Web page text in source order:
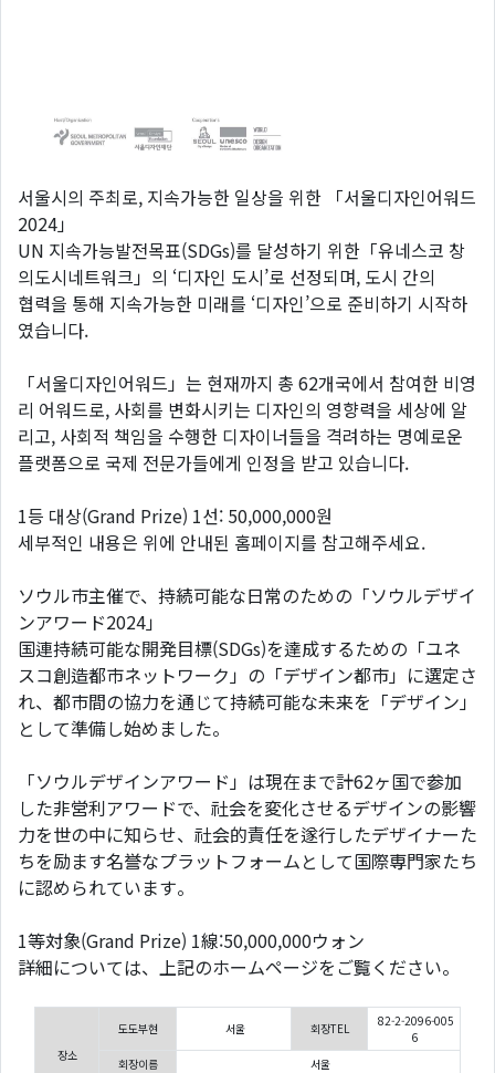
서울시의 주최로, 지속가능한 일상을 위한 「서울디자인어워드
2024」
UN 지속가능발전목표(SDGs)를 달성하기 위한「유네스코 창
의도시네트워크」의 ‘디자인 도시’로 선정되며, 도시 간의
협력을 통해 지속가능한 미래를 ‘디자인’으로 준비하기 시작하
였습니다.
「서울디자인어워드」는 현재까지 총 62개국에서 참여한 비영
리 어워드로, 사회를 변화시키는 디자인의 영향력을 세상에 알
리고, 사회적 책임을 수행한 디자이너들을 격려하는 명예로운
플랫폼으로 국제 전문가들에게 인정을 받고 있습니다.
1등 대상(Grand Prize) 1선: 50,000,000원
세부적인 내용은 위에 안내된 홈페이지를 참고해주세요.
ソウル市主催で、持続可能な日常のための「ソウルデザイ
ンアワード2024」
国連持続可能な開発目標(SDGs)を達成するための「ユネ
スコ創造都市ネットワーク」の「デザイン都市」に選定さ
れ、都市間の協力を通じて持続可能な未来を「デザイン」
として準備し始めました。
「ソウルデザインアワード」は現在まで計62ヶ国で参加
した非営利アワードで、社会を変化させるデザインの影響
力を世の中に知らせ、社会的責任を遂行したデザイナーた
ちを励ます名誉なプラットフォームとして国際専門家たち
に認められています。
1等対象(Grand Prize) 1線:50,000,000ウォン
詳細については、上記のホームページをご覧ください。
장소
도도부현 서울 회장TEL
82-2-2096-005
6
회장이름
서울